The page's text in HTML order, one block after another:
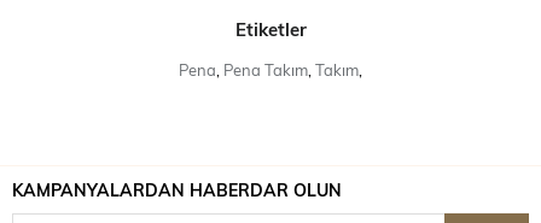
Etiketler
Pena Pena Takım Takım
KAMPANYALARDAN HABERDAR OLUN